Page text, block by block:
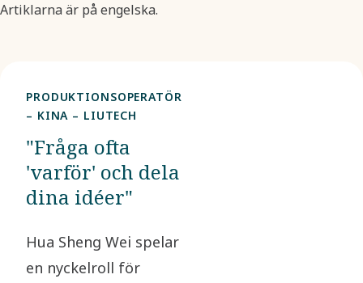
Artiklarna är på engelska.
PRODUKTIONSOPERATÖR
– KINA – LIUTECH
"Fråga ofta
'varför' och dela
dina idéer"
Hua Sheng Wei spelar
en nyckelroll för